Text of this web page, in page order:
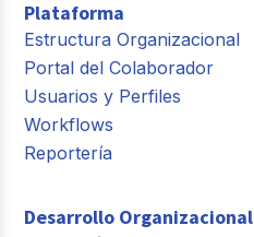
Plataforma
Estructura Organizacional
Portal del Colaborador
Usuarios y Perfiles
Workflows
Reportería
Desarrollo Organizacional